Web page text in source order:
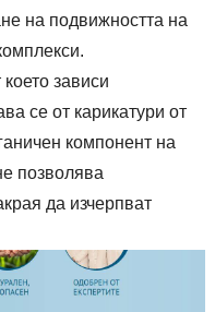
на подвижността на
зависи
се от карикатури от
компонент на
позволява
да изчерпват